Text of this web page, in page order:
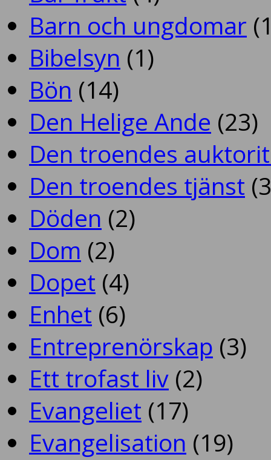
Barn och ungdomar
Bibelsyn (1)
Bön (14)
Den Helige Ande (23)
Den troendes
Den troendes tjänst
Döden (2)
Dom (2)
Dopet (4)
Enhet (6)
Entreprenörskap (3)
Ett trofast liv (2)
Evangeliet (17)
Evangelisation (19)